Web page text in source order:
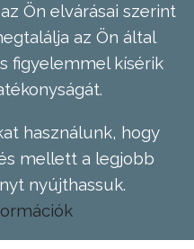
Ön elvárásai szerint
az Ön által
figyelemmel kísérik
használunk, hogy
mellett a legjobb
nyújthassuk.